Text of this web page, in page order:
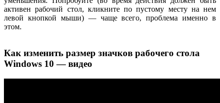
активен рабочий стол, кликните по пустому месту на нем
левой кнопкой мыши) — чаще всего, проблема именно в
этом.
Как изменить размер значков рабочего стола
Windows 10 — видео